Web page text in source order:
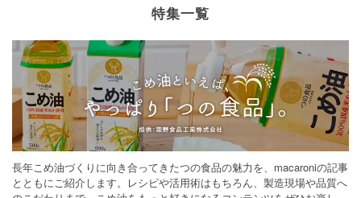
特集一覧
長年こめ油づくりに向き合ってきたつの食品の魅力を、macaroniの記事
とともにご紹介します。レシピや活用術はもちろん、製造現場や品質へ